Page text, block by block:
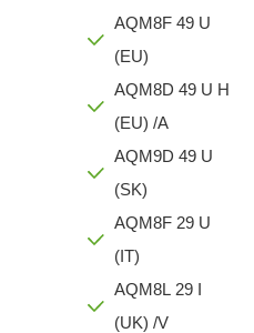
AQM8F 49 U
(EU)
AQM8D 49 U H
(EU) /A
AQM9D 49 U
(SK)
AQM8F 29 U
(IT)
AQM8L 29 I
(UK) /V